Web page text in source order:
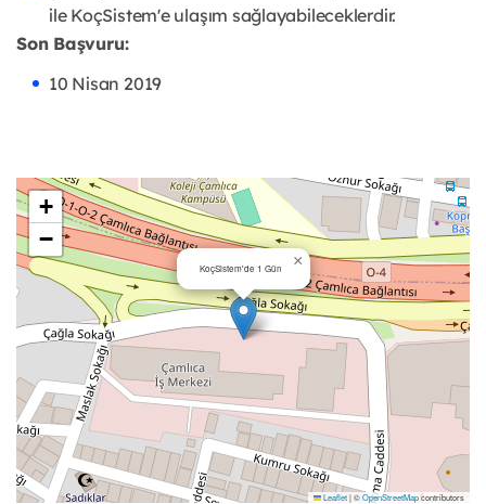
ile KoçSistem'e ulaşım sağlayabileceklerdir.
Son Başvuru:
10 Nisan 2019
KoçSistem'de 1 Gün ×
+
−
Leaflet|©OpenStreetMapcontributors